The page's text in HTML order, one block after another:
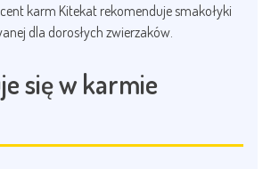
karm Kitekat rekomenduje smakołyki
dla dorosłych zwierzaków.
się w karmie